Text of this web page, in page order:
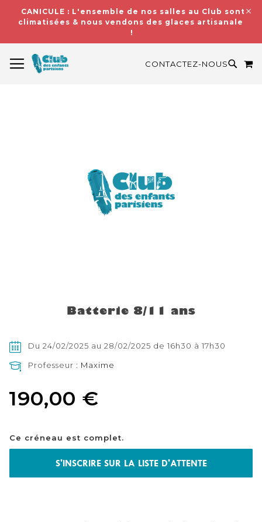
CANICULE : L'ensemble de nos salles au Club sont
climatisées & nous vendons des glaces artisanales
!
CONTACTEZ-NOUS
images
gallery
Batterie 8/11 ans
Du 24/02/2025 au 28/02/2025 de 16h30 à 17h30
Professeur : Maxime
190,00 €
Ce créneau est complet.
S'INSCRIRE SUR LA LISTE D'ATTENTE